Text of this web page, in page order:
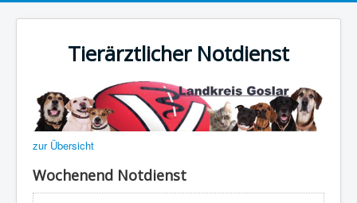
Tierärztlicher Notdienst
zur Übersicht
Wochenend Notdienst